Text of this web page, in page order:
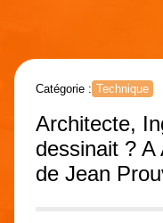
Catégorie : Technique
Architecte,
dessinait ?
de Jean